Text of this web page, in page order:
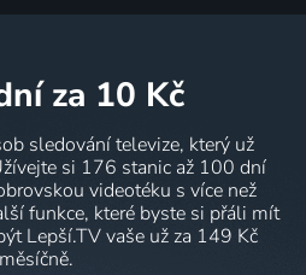
za 10 Kč
sledování televize, který už
si 176 stanic až 100 dní
videotéku s více než
funkce, které byste si přáli mít
Lepší.TV vaše už za 149 Kč
měsíčně.